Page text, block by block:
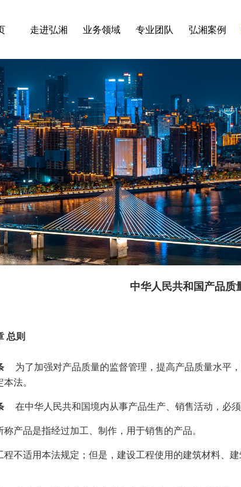
走进弘湘 业务领域 专业团队 弘湘案例
中华人民共和国产品质
总则
为了加强对产品质量的监督管理，提高产品质量水平
法。
在中华人民共和国境内从事产品生产、销售活动，必须
称产品是指经过加工、制作，用于销售的产品。
程不适用本法规定；但是，建设工程使用的建筑材料、